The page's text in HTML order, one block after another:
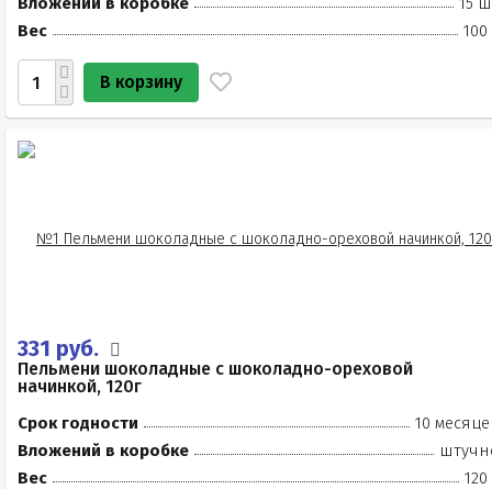
Вес
100
В корзину
331 руб.
Пельмени шоколадные с шоколадно-ореховой
начинкой, 120г
Срок годности
10
Вложений в коробке
Вес
120